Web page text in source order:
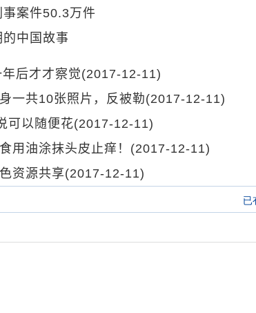
案件50.3万件
中国故事
后才才察觉(2017-12-11)
一共10张照片，反被勒(2017-12-11)
可以随便花(2017-12-11)
用油涂抹头皮止痒！ (2017-12-11)
资源共享(2017-12-11)